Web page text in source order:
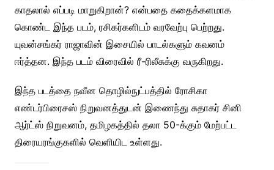
காதலால் எப்படி மாறுகிறான்? என்பதை கதைக்களமாக
கொண்ட இந்த படம், ரசிகர்களிடம் வரவேற்பு பெற்றது.
யுவன்சங்கர் ராஜாவின் இசையில் பாடல்களும் கவனம்
ஈர்த்தன. இந்த படம் விரைவில் ரீ-ரிலீசுக்கு வருகிறது.
இந்த படத்தை நவீன தொழில்நுட்பத்தில் ரோசிகா
எண்டர்பிரைசஸ் நிறுவனத்துடன் இணைந்து சுதாகர் சினி
ஆர்ட்ஸ் நிறுவனம், தமிழகத்தில் தலா 50-க்கும் மேற்பட்ட
திரையரங்குகளில் வெளியிட உள்ளது.